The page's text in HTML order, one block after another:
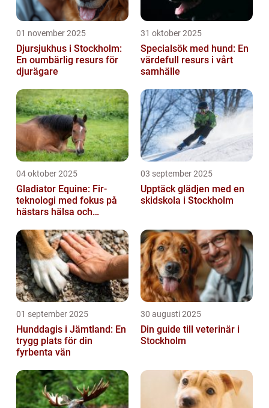
01 november 2025
Djursjukhus i Stockholm:
En oumbärlig resurs för
djurägare
31 oktober 2025
Specialsök med hund: En
värdefull resurs i vårt
samhälle
04 oktober 2025
Gladiator Equine: Fir-
teknologi med fokus på
hästars hälsa och
03 september 2025
Upptäck glädjen med en
skidskola i Stockholm
01 september 2025
Hunddagis i Jämtland: En
trygg plats för din
fyrbenta vän
30 augusti 2025
Din guide till veterinär i
Stockholm